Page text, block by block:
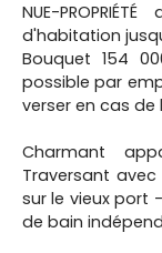
NUE-
d'habitation
Bouquet 154
possible par
verser en cas
Charmant
Traversant
sur le vieux port
de bain